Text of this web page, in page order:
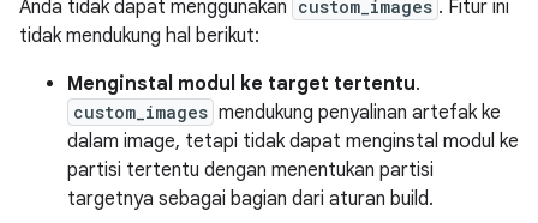
Anda tidak dapat menggunakan custom_images . Fitur ini
tidak mendukung hal berikut:
Menginstal modul ke target tertentu.
custom_images mendukung penyalinan artefak ke
dalam image, tetapi tidak dapat menginstal modul ke
partisi tertentu dengan menentukan partisi
targetnya sebagai bagian dari aturan build.